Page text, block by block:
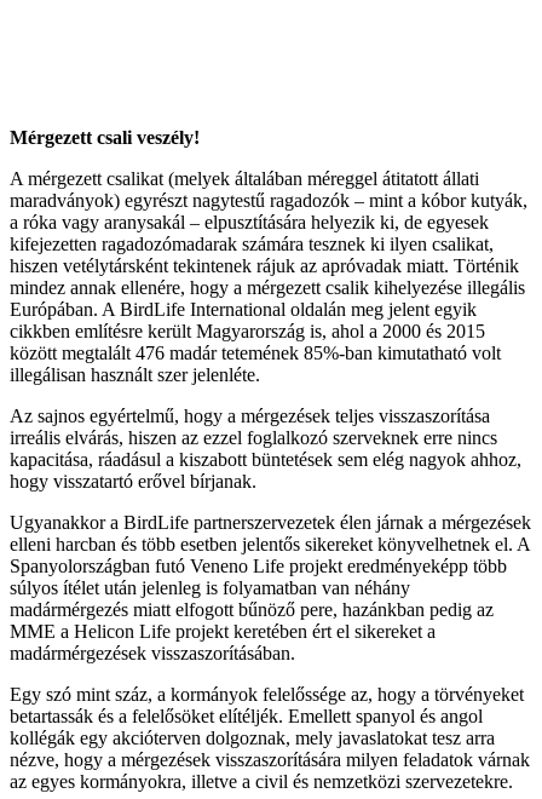
Mérgezett csali veszély!
A mérgezett csalikat (melyek általában méreggel átitatott állati
maradványok) egyrészt nagytestű ragadozók – mint a kóbor kutyák,
a róka vagy aranysakál – elpusztítására helyezik ki, de egyesek
kifejezetten ragadozómadarak számára tesznek ki ilyen csalikat,
hiszen vetélytársként tekintenek rájuk az apróvadak miatt. Történik
mindez annak ellenére, hogy a mérgezett csalik kihelyezése illegális
Európában. A BirdLife International oldalán meg jelent egyik
cikkben említésre került Magyarország is, ahol a 2000 és 2015
között megtalált 476 madár tetemének 85%-ban kimutatható volt
illegálisan használt szer jelenléte.
Az sajnos egyértelmű, hogy a mérgezések teljes visszaszorítása
irreális elvárás, hiszen az ezzel foglalkozó szerveknek erre nincs
kapacitása, ráadásul a kiszabott büntetések sem elég nagyok ahhoz,
hogy visszatartó erővel bírjanak.
Ugyanakkor a BirdLife partnerszervezetek élen járnak a mérgezések
elleni harcban és több esetben jelentős sikereket könyvelhetnek el. A
Spanyolországban futó Veneno Life projekt eredményeképp több
súlyos ítélet után jelenleg is folyamatban van néhány
madármérgezés miatt elfogott bűnöző pere, hazánkban pedig az
MME a Helicon Life projekt keretében ért el sikereket a
madármérgezések visszaszorításában.
Egy szó mint száz, a kormányok felelőssége az, hogy a törvényeket
betartassák és a felelősöket elítéljék. Emellett spanyol és angol
kollégák egy akcióterven dolgoznak, mely javaslatokat tesz arra
nézve, hogy a mérgezések visszaszorítására milyen feladatok várnak
az egyes kormányokra, illetve a civil és nemzetközi szervezetekre.